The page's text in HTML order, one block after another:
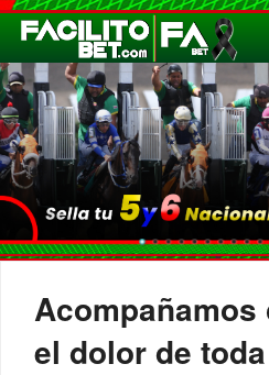
Inicio
Apuestas
Cuentas
el dolor de